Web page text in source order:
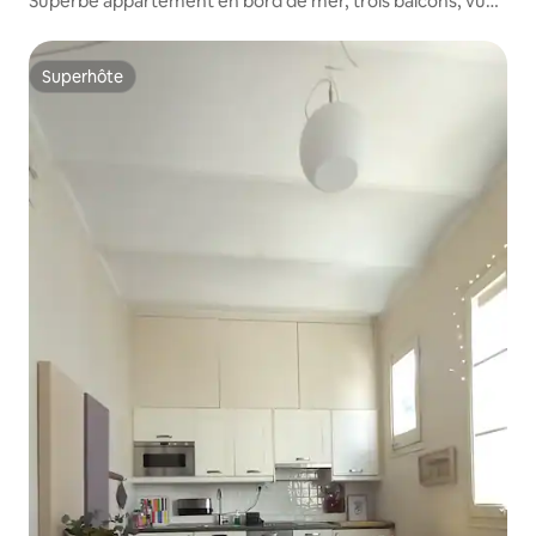
Superhôte
Superhôte